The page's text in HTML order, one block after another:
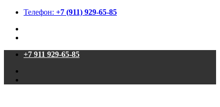
Телефон: +7 (911) 929-65-85
+7 911 929-65-85